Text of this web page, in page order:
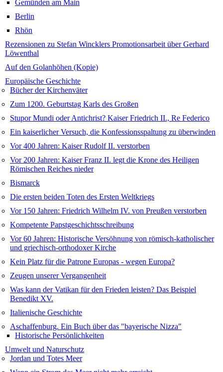
Gemünden am Main
Berlin
Rhön
Rezensionen zu Stefan Wincklers Promotionsarbeit über Gerhard
Löwenthal
Auf den Golanhöhen (Kopie)
Europäische Geschichte
Bücher der Kirchenväter
Zum 1200. Geburtstag Karls des Großen
Stupor Mundi oder Antichrist? Kaiser Friedrich II., Re Federico
Ein kaiserlicher Versuch, die Konfessionsspaltung zu überwinden
Vor 400 Jahren: Kaiser Rudolf II. verstorben
Vor 200 Jahren: Kaiser Franz II. legt die Krone des Heiligen
Römischen Reiches nieder
Bismarck
Die ersten beiden Toten des Ersten Weltkriegs
Vor 150 Jahren: Friedrich Wilhelm IV. von Preußen verstorben
Kompetente Papstgeschichtsschreibung
Vor 60 Jahren: Historische Versöhnung von römisch-katholischer
und griechisch-orthodoxer Kirche
Kein Platz für die Patrone Europas - wegen Europa?
Zeugen unserer Vergangenheit
Was kann der Vatikan für den Frieden leisten? Das Beispiel
Benedikt XV.
Italienische Geschichte
Aschaffenburg. Ein Buch über das "bayerische Nizza"
Historische Persönlichkeiten
Umwelt und Naturschutz
Jordan und Totes Meer